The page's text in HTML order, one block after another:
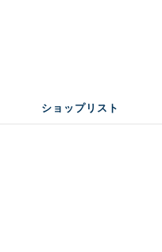
ショップリスト